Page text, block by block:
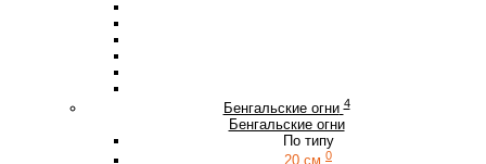
Бенгальские огни 4
Бенгальские огни
По типу
20 см 0